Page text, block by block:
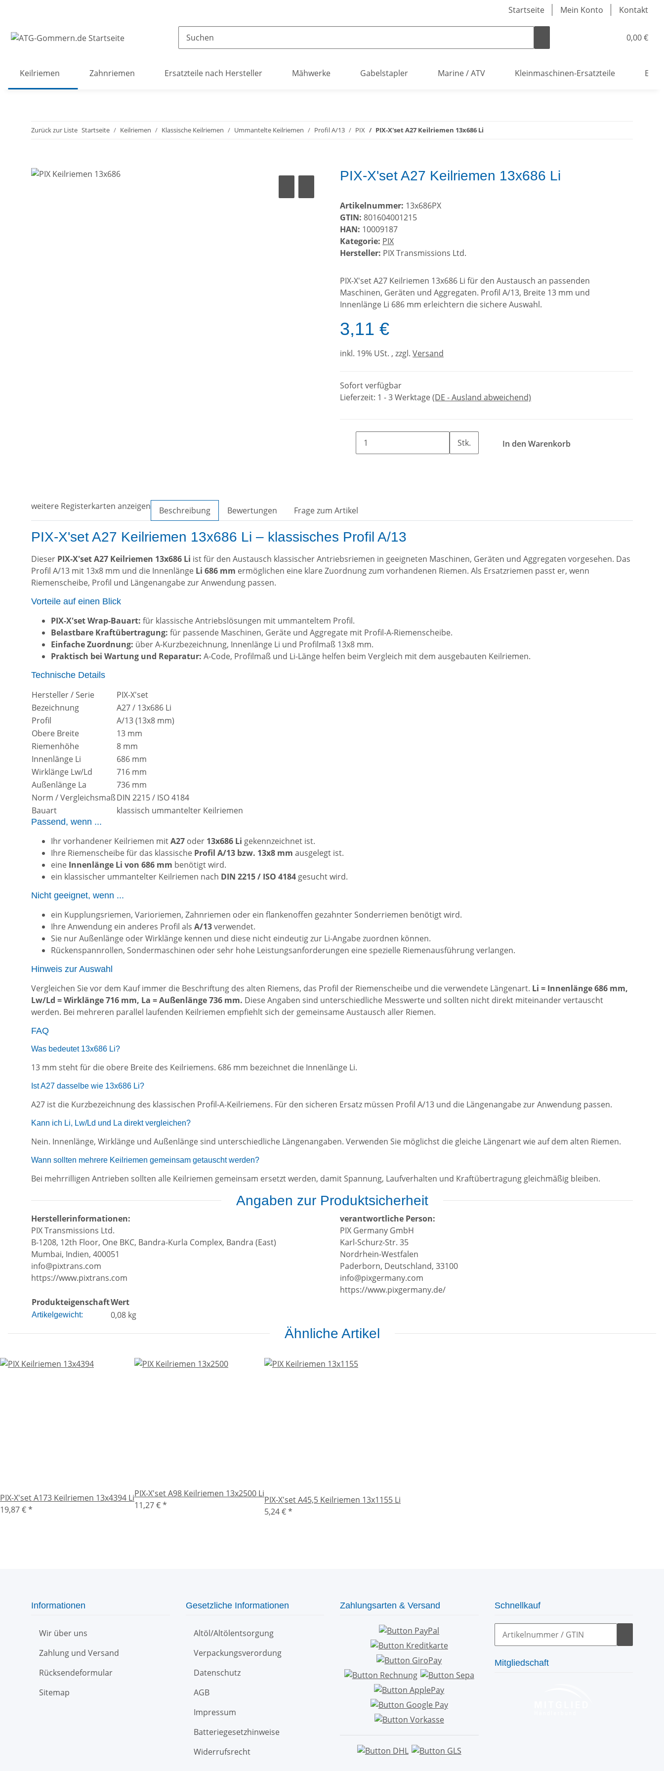
Startseite Mein Konto Kontakt
0,00 €
Keilriemen Zahnriemen Ersatzteile nach Hersteller Mähwerke Gabelstapler Marine / ATV Kleinmaschinen-Ersatzteile
Zurück zur Liste Startseite Keilriemen Klassische Keilriemen Ummantelte Keilriemen Profil A/13 PIX PIX-X'set A27 Keilriemen 13x686 Li
PIX-X'set A27 Keilriemen 13x686 Li
Artikelnummer: 13x686PX
GTIN: 801604001215
HAN: 10009187
Kategorie: PIX
Hersteller: PIX Transmissions Ltd.
PIX-X'set A27 Keilriemen 13x686 Li für den Austausch an passenden
Maschinen, Geräten und Aggregaten. Profil A/13, Breite 13 mm und
Innenlänge Li 686 mm erleichtern die sichere Auswahl.
3,11 €
inkl. 19% USt. , zzgl. Versand
Sofort verfügbar
Lieferzeit: 1 - 3 Werktage(DE - Ausland abweichend)
Stk. In den Warenkorb
weitere Registerkarten anzeigen Beschreibung Bewertungen Frage zum Artikel
PIX-X'set A27 Keilriemen 13x686 Li – klassisches Profil A/13
Dieser PIX-X'set A27 Keilriemen 13x686 Li ist für den Austausch klassischer Antriebsriemen in geeigneten Maschinen, Geräten und Aggregaten vorgesehen. Das
Profil A/13 mit 13x8 mm und die Innenlänge Li 686 mm ermöglichen eine klare Zuordnung zum vorhandenen Riemen. Als Ersatzriemen passt er, wenn
Riemenscheibe, Profil und Längenangabe zur Anwendung passen.
Vorteile auf einen Blick
PIX-X'set Wrap-Bauart: für klassische Antriebslösungen mit ummanteltem Profil.
Belastbare Kraftübertragung: für passende Maschinen, Geräte und Aggregate mit Profil-A-Riemenscheibe.
Einfache Zuordnung: über A-Kurzbezeichnung, Innenlänge Li und Profilmaß 13x8 mm.
Praktisch bei Wartung und Reparatur: A-Code, Profilmaß und Li-Länge helfen beim Vergleich mit dem ausgebauten Keilriemen.
Technische Details
Hersteller / Serie
PIX-X'set
Bezeichnung
A27 / 13x686 Li
Profil
A/13 (13x8 mm)
Obere Breite
13 mm
Riemenhöhe
8 mm
Innenlänge Li
686 mm
Wirklänge Lw/Ld
716 mm
Außenlänge La
736 mm
Norm / VergleichsmaßDIN 2215 / ISO 4184
Bauart
klassisch ummantelter Keilriemen
Passend, wenn ...
Ihr vorhandener Keilriemen mitA27 oder 13x686 Li gekennzeichnet ist.
Ihre Riemenscheibe für das klassische Profil A/13 bzw. 13x8 mm ausgelegt ist.
eine Innenlänge Li von 686 mm benötigt wird.
ein klassischer ummantelter Keilriemen nach DIN 2215 / ISO 4184 gesucht wird.
Nicht geeignet, wenn ...
ein Kupplungsriemen, Varioriemen, Zahnriemen oder ein flankenoffen gezahnter Sonderriemen benötigt wird.
Ihre Anwendung ein anderes Profil als A/13verwendet.
Sie nur Außenlänge oder Wirklänge kennen und diese nicht eindeutig zur Li-Angabe zuordnen können.
Rückenspannrollen, Sondermaschinen oder sehr hohe Leistungsanforderungen eine spezielle Riemenausführung verlangen.
Hinweis zur Auswahl
Vergleichen Sie vor dem Kauf immer die Beschriftung des alten Riemens, das Profil der Riemenscheibe und die verwendete Längenart. Li = Innenlänge 686 mm,
Lw/Ld = Wirklänge 716 mm, La = Außenlänge 736 mm. Diese Angaben sind unterschiedliche Messwerte und sollten nicht direkt miteinander vertauscht
werden. Bei mehreren parallel laufenden Keilriemen empfiehlt sich der gemeinsame Austausch aller Riemen.
FAQ
Was bedeutet 13x686 Li?
13 mm steht für die obere Breite des Keilriemens. 686 mm bezeichnet die Innenlänge Li.
Ist A27 dasselbe wie 13x686 Li?
A27 ist die Kurzbezeichnung des klassischen Profil-A-Keilriemens. Für den sicheren Ersatz müssen Profil A/13 und die Längenangabe zur Anwendung passen.
Kann ich Li, Lw/Ld und La direkt vergleichen?
Nein. Innenlänge, Wirklänge und Außenlänge sind unterschiedliche Längenangaben. Verwenden Sie möglichst die gleiche Längenart wie auf dem alten Riemen.
Wann sollten mehrere Keilriemen gemeinsam getauscht werden?
Bei mehrrilligen Antrieben sollten alle Keilriemen gemeinsam ersetzt werden, damit Spannung, Laufverhalten und Kraftübertragung gleichmäßig bleiben.
Angaben zur Produktsicherheit
Herstellerinformationen:
PIX Transmissions Ltd.
B-1208, 12th Floor, One BKC, Bandra-Kurla Complex, Bandra (East)
Mumbai, Indien, 400051
info@pixtrans.com
https://www.pixtrans.com
verantwortliche Person:
PIX Germany GmbH
Karl-Schurz-Str. 35
Nordrhein-Westfalen
Paderborn, Deutschland, 33100
info@pixgermany.com
https://www.pixgermany.de/
ProdukteigenschaftWert
Artikelgewicht: 0,08 kg
Ähnliche Artikel
PIX-X'set A173 Keilriemen 13x4394 Li
19,87 €*
PIX-X'set A98 Keilriemen 13x2500 Li
11,27 €*
PIX-X'set A45,5 Keilriemen 13x1155 Li
5,24 €*
Informationen
Wir über uns
Zahlung und Versand
Rücksendeformular
Sitemap
Gesetzliche Informationen
Altöl/Altölentsorgung
Verpackungsverordung
Datenschutz
AGB
Impressum
Batteriegesetzhinweise
Widerrufsrecht
Zahlungsarten & Versand Schnellkauf
Mitgliedschaft